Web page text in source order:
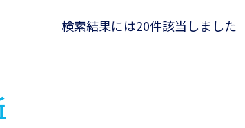
検索結果には20件該当しました